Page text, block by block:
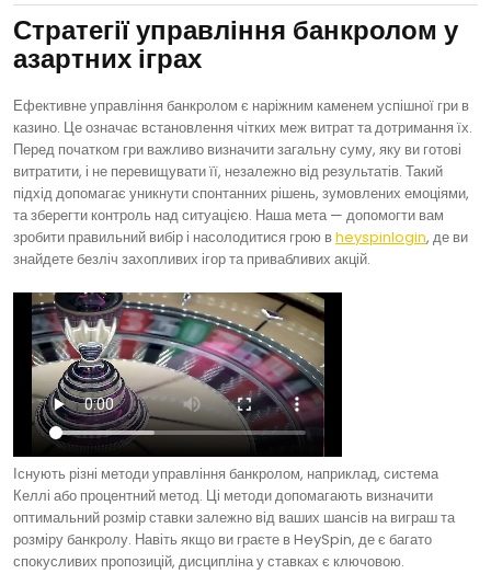
Стратегії управління банкролом у
азартних іграх
Ефективне управління банкролом є наріжним каменем успішної гри в
казино. Це означає встановлення чітких меж витрат та дотримання їх.
Перед початком гри важливо визначити загальну суму, яку ви готові
витратити, і не перевищувати її, незалежно від результатів. Такий
підхід допомагає уникнути спонтанних рішень, зумовлених емоціями,
та зберегти контроль над ситуацією. Наша мета — допомогти вам
зробити правильний вибір і насолодитися грою вheyspinlogin, де ви
знайдете безліч захопливих ігор та привабливих акцій.
Існують різні методи управління банкролом, наприклад, система
Келлі або процентний метод. Ці методи допомагають визначити
оптимальний розмір ставки залежно від ваших шансів на виграш та
розміру банкролу. Навіть якщо ви граєте в HeySpin, де є багато
спокусливих пропозицій, дисципліна у ставках є ключовою.